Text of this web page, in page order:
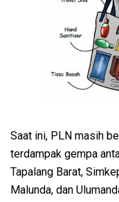
Saat ini, PLN masih
terdampak gempa
Tapalang Barat,
Malunda, dan